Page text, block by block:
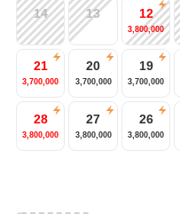
12
3,800,000
13
14
19
3,700,000
20
3,700,000
21
3,700,000
26
3,800,000
27
3,800,000
28
3,800,000